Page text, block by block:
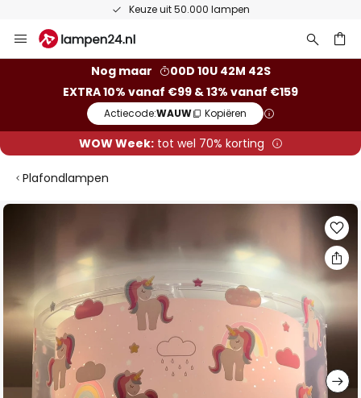
Keuze uit 50.000 lampen
naar
Nog maar
00D 10U 42M 42S
EXTRA 10% vanaf €99 & 13% vanaf €159
Actiecode:WAUW Kopiëren
WOW Week:tot wel 70% korting
Plafondlampen
Ga
einde
van
de
afbeeldingen-
gallerij